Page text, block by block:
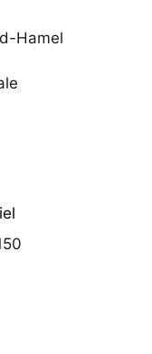
Hamel